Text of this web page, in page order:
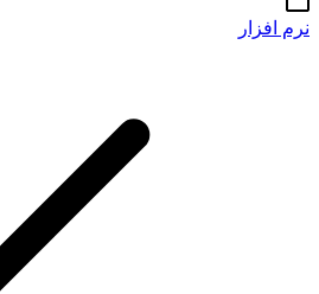
نرم افزار